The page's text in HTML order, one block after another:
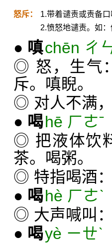
怒斥：
1.带着谴责或责备
2.愤怒地谴责。如
● 嗔chēn ㄔ
◎ 怒，生气
斥。嗔睨。
◎ 对人不满
● 喝hē ㄏㄜˉ
◎ 把液体饮
茶。喝粥。
◎ 特指喝酒：
● 喝hè ㄏㄜˋ
◎ 大声喊叫：
● 喝yè ㄧㄝˋ